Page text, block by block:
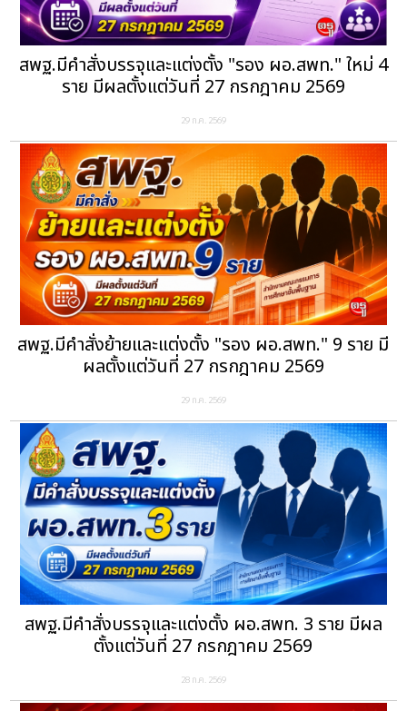
สพฐ.มีคำสั่งบรรจุและแต่งตั้ง "รอง ผอ.สพท." ใหม่ 4
ราย มีผลตั้งแต่วันที่ 27 กรกฎาคม 2569
29 ก.ค. 2569
สพฐ.มีคำสั่งย้ายและแต่งตั้ง "รอง ผอ.สพท." 9 ราย มี
ผลตั้งแต่วันที่ 27 กรกฎาคม 2569
29 ก.ค. 2569
สพฐ.มีคำสั่งบรรจุและแต่งตั้ง ผอ.สพท. 3 ราย มีผล
ตั้งแต่วันที่ 27 กรกฎาคม 2569
28 ก.ค. 2569